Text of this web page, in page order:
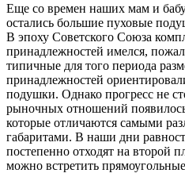
Еще со времен наших мам и
остались большие пуховые
В эпоху Советского Союза
принадлежностей имелся,
типичные для того периода
принадлежностей
подушки. Однако прогресс не
рыночных отношений
которые отличаются самыми
габаритами. В наши дни
постепенно отходят на второй
можно встретить